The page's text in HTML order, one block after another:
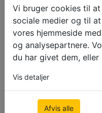
Vi bruger cookies til
sociale medier og til
vores hjemmeside
og analysepartnere.
du har givet dem,
Vis detaljer
Afvis alle